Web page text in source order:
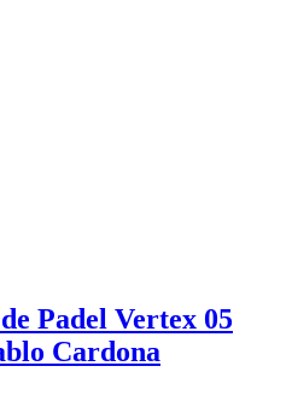
Padel Vertex 05
Cardona